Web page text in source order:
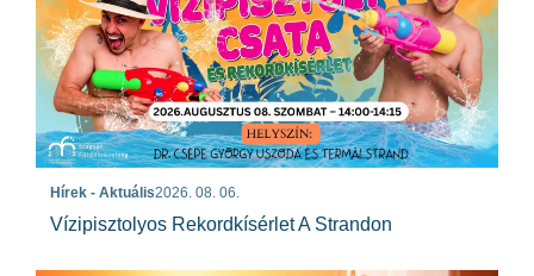
Hírek - Aktuális2026. 08. 06.
Vízipisztolyos Rekordkísérlet A Strandon